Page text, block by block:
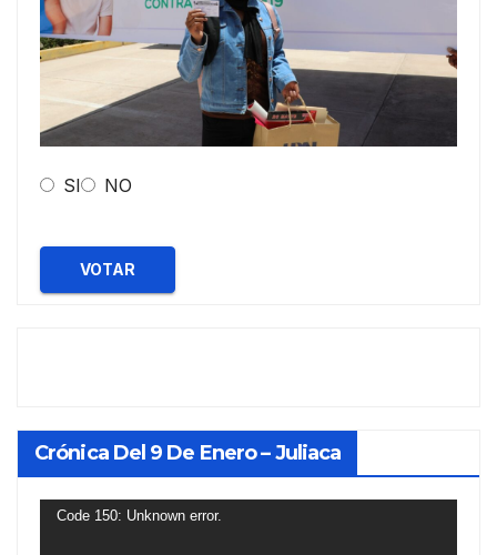
SI NO
VOTAR
Crónica Del 9 De Enero – Juliaca
Reproductor
Code 150: Unknown error.